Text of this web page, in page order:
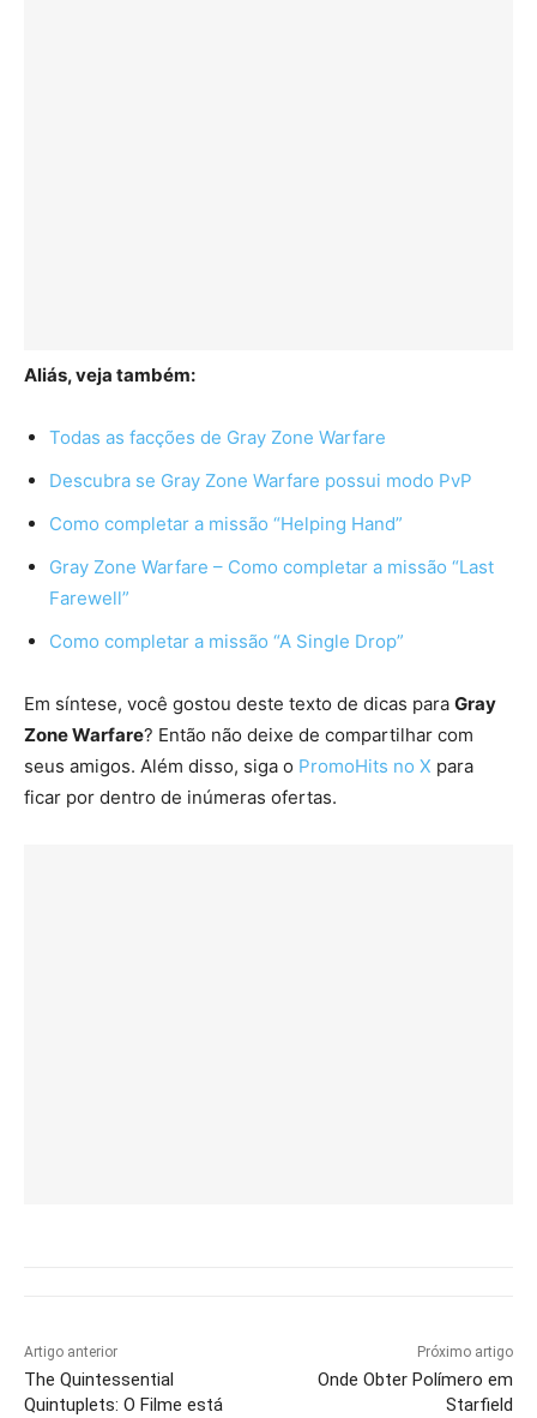
Aliás, veja também:
Todas as facções de Gray Zone Warfare
Descubra se Gray Zone Warfare possui modo PvP
Como completar a missão “Helping Hand”
Gray Zone Warfare – Como completar a missão “Last
Farewell”
Como completar a missão “A Single Drop”
Em síntese, você gostou deste texto de dicas para Gray
Zone Warfare? Então não deixe de compartilhar com
seus amigos. Além disso, siga o PromoHits no X para
ficar por dentro de inúmeras ofertas.
Artigo anterior
The Quintessential
Quintuplets: O Filme está
Próximo artigo
Onde Obter Polímero em
Starfield